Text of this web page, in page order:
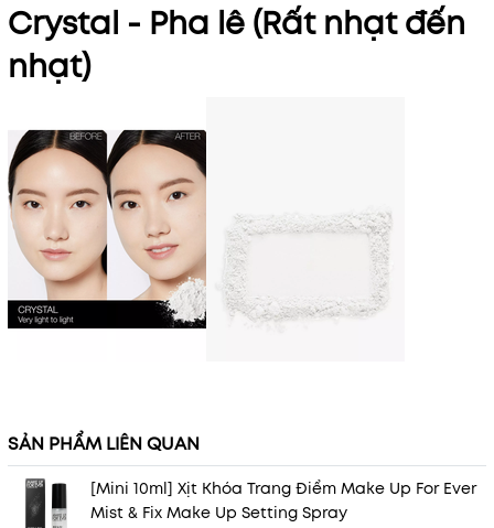
Crystal - Pha lê (Rất nhạt đến
nhạt)
SẢN PHẨM LIÊN QUAN
[Mini 10ml] Xịt Khóa Trang Điểm Make Up For Ever
Mist & Fix Make Up Setting Spray